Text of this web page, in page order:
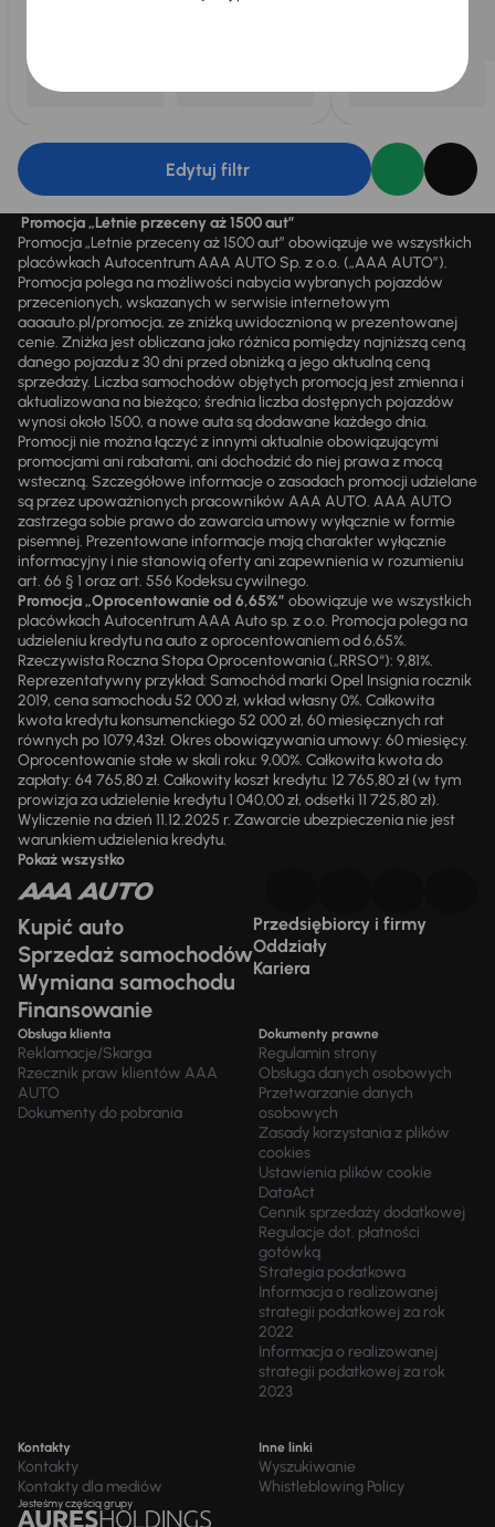
Edytuj filtr
Promocja „Letnie przeceny aż 1500 aut”
Promocja „Letnie przeceny aż 1500 aut” obowiązuje we wszystkich
placówkach Autocentrum AAA AUTO Sp. z o.o. („AAA AUTO”).
Promocja polega na możliwości nabycia wybranych pojazdów
przecenionych, wskazanych w serwisie internetowym
aaaauto.pl/promocja, ze zniżką uwidocznioną w prezentowanej
cenie. Zniżka jest obliczana jako różnica pomiędzy najniższą ceną
danego pojazdu z 30 dni przed obniżką a jego aktualną ceną
sprzedaży. Liczba samochodów objętych promocją jest zmienna i
aktualizowana na bieżąco; średnia liczba dostępnych pojazdów
wynosi około 1500, a nowe auta są dodawane każdego dnia.
Promocji nie można łączyć z innymi aktualnie obowiązującymi
promocjami ani rabatami, ani dochodzić do niej prawa z mocą
wsteczną. Szczegółowe informacje o zasadach promocji udzielane
są przez upoważnionych pracowników AAA AUTO. AAA AUTO
zastrzega sobie prawo do zawarcia umowy wyłącznie w formie
pisemnej. Prezentowane informacje mają charakter wyłącznie
informacyjny i nie stanowią oferty ani zapewnienia w rozumieniu
art. 66 § 1 oraz art. 556 Kodeksu cywilnego.
Promocja „Oprocentowanie od 6,65%” obowiązuje we wszystkich
placówkach Autocentrum AAA Auto sp. z o.o. Promocja polega na
udzieleniu kredytu na auto z oprocentowaniem od 6,65%.
Rzeczywista Roczna Stopa Oprocentowania („RRSO“): 9,81%.
Reprezentatywny przykład: Samochód marki Opel Insignia rocznik
2019, cena samochodu 52 000 zł, wkład własny 0%. Całkowita
kwota kredytu konsumenckiego 52 000 zł, 60 miesięcznych rat
równych po 1079,43zł. Okres obowiązywania umowy: 60 miesięcy.
Oprocentowanie stałe w skali roku: 9,00%. Całkowita kwota do
zapłaty: 64 765,80 zł. Całkowity koszt kredytu: 12 765,80 zł (w tym
prowizja za udzielenie kredytu 1 040,00 zł, odsetki 11 725,80 zł).
Wyliczenie na dzień 11.12.2025 r. Zawarcie ubezpieczenia nie jest
warunkiem udzielenia kredytu.
Pokaż wszystko
Kupić auto
Sprzedaż samochodów
Wymiana samochodu
Finansowanie
Przedsiębiorcy i firmy
Oddziały
Kariera
Obsługa klienta
Reklamacje/Skarga
Rzecznik praw klientów AAA
AUTO
Dokumenty do pobrania
Dokumenty prawne
Regulamin strony
Obsługa danych osobowych
Przetwarzanie danych
osobowych
Zasady korzystania z plików
cookies
Ustawienia plików cookie
DataAct
Cennik sprzedaży dodatkowej
Regulacje dot. płatności
gotówką
Strategia podatkowa
Informacja o realizowanej
strategii podatkowej za rok
2022
Informacja o realizowanej
strategii podatkowej za rok
2023
Kontakty
Kontakty
Kontakty dla mediów
Inne linki
Wyszukiwanie
Whistleblowing Policy
Jesteśmy częścią grupy